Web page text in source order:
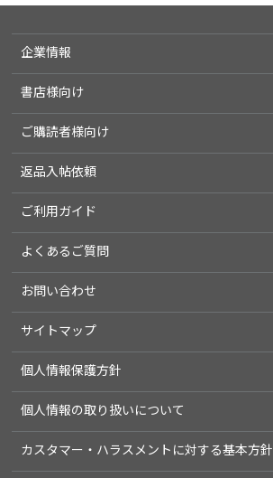
企業情報
書店様向け
ご購読者様向け
返品入帖依頼
ご利用ガイド
よくあるご質問
お問い合わせ
サイトマップ
個人情報保護方針
個人情報の取り扱いについて
カスタマー・ハラスメントに対する基本方針